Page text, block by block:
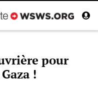
pour
!